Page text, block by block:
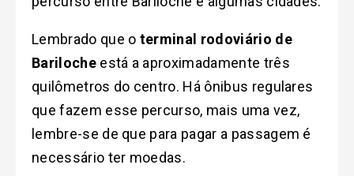
Lembrado que o terminal rodoviário de
Barilocheestá a aproximadamente três
quilômetros do centro. Há ônibus regulares
que fazem esse percurso, mais uma vez,
lembre-se de que para pagar a passagem é
necessário ter moedas.